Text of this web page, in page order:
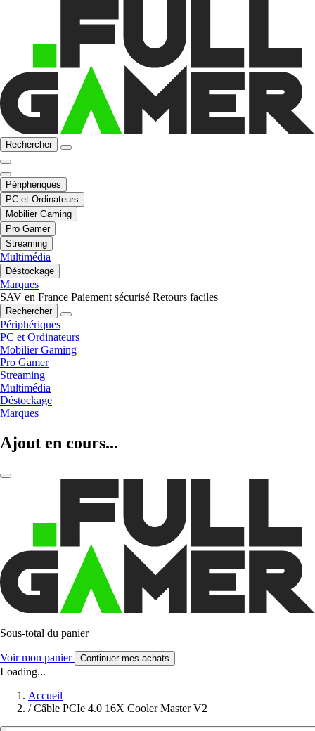
Rechercher
Périphériques
PC et Ordinateurs
Mobilier Gaming
Pro Gamer
Streaming
Multimédia
Déstockage
Marques
SAV en France Paiement sécurisé Retours faciles
Rechercher
Périphériques
PC et Ordinateurs
Mobilier Gaming
Pro Gamer
Streaming
Multimédia
Déstockage
Marques
Ajout en cours...
Sous-total du panier
Voir mon panier Continuer mes achats
Loading...
Accueil
/ Câble PCIe 4.0 16X Cooler Master V2